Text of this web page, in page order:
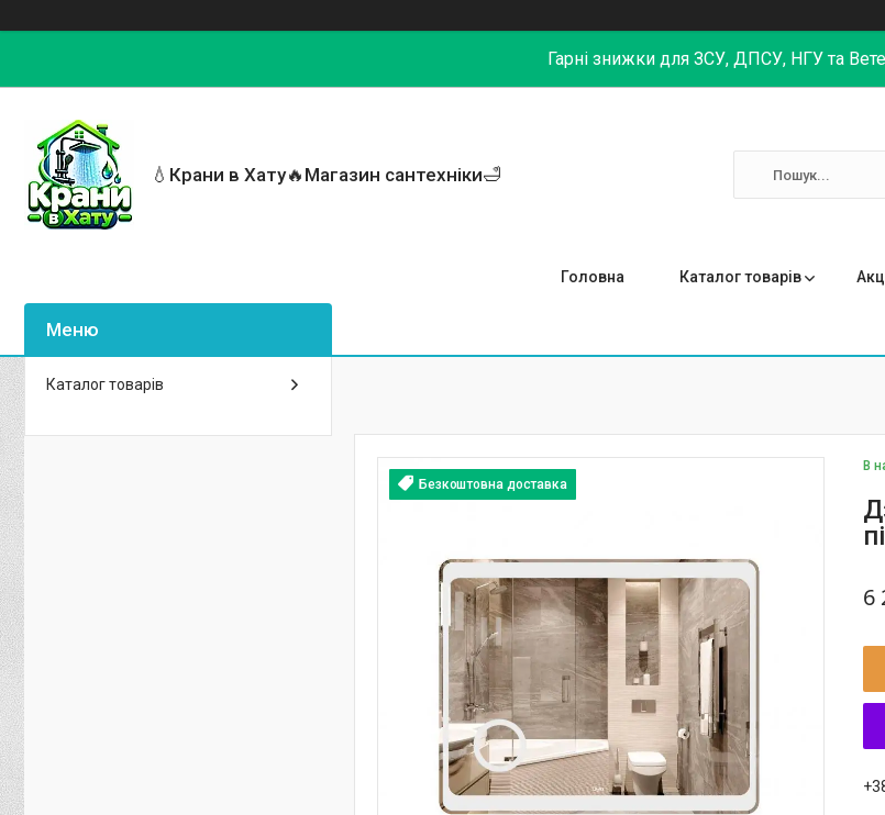
Гарні знижки для ЗСУ, ДПСУ, НГУ та
💧Крани в Хату🔥Магазин сантехніки🛁
Головна Каталог товарів
Безкоштовна доставка
В
6
Каталог товарів